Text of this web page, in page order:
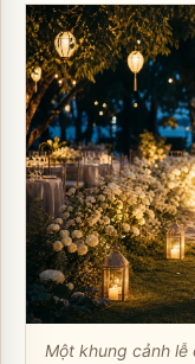
Một khung cảnh lễ